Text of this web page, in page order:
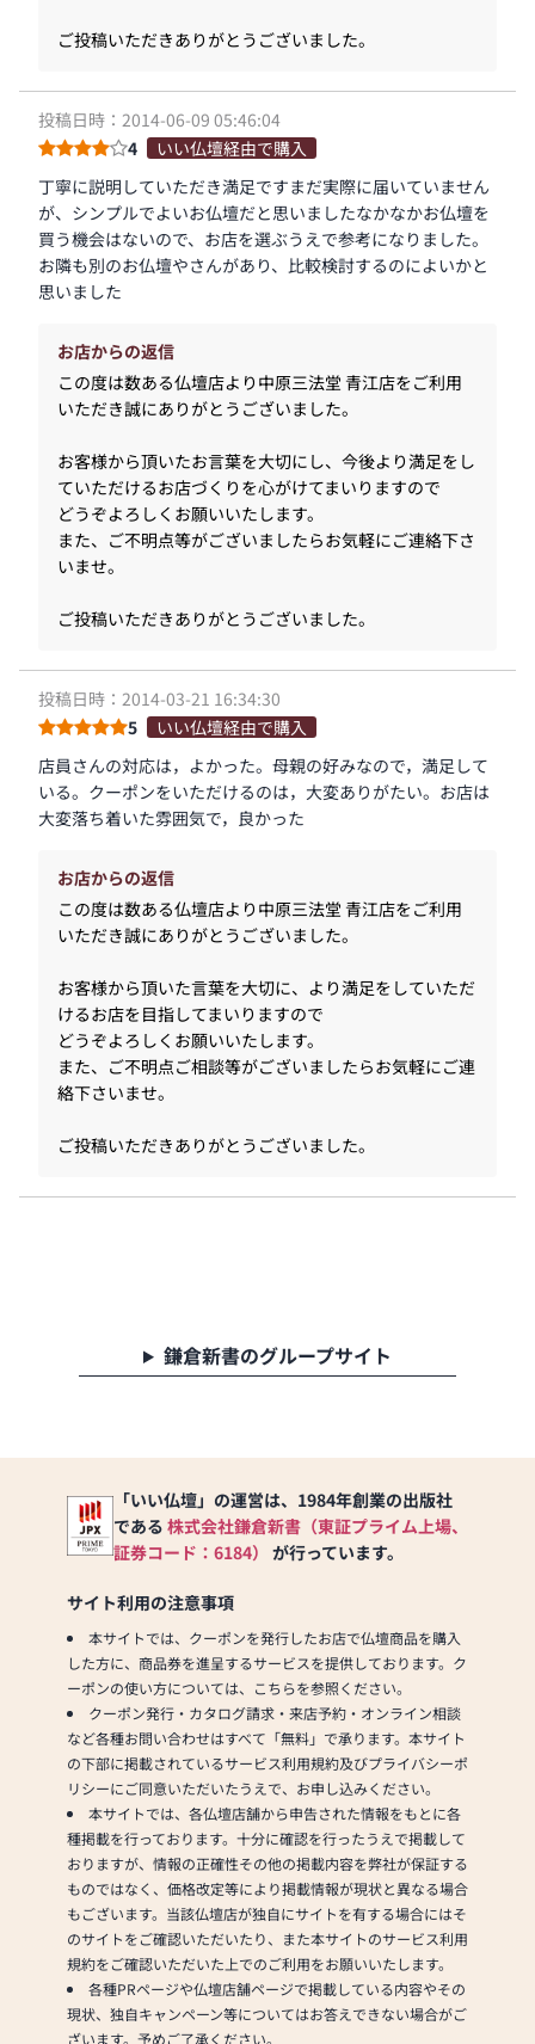
ご投稿いただきありがとうございました。
投稿日時：2014-06-09 05:46:04
4
いい仏壇経由で購入
丁寧に説明していただき満足ですまだ実際に届いていません
が、シンプルでよいお仏壇だと思いましたなかなかお仏壇を
買う機会はないので、お店を選ぶうえで参考になりました。
お隣も別のお仏壇やさんがあり、比較検討するのによいかと
思いました
お店からの返信
この度は数ある仏壇店より中原三法堂 青江店をご利用
いただき誠にありがとうございました。
お客様から頂いたお言葉を大切にし、今後より満足をし
ていただけるお店づくりを心がけてまいりますので
どうぞよろしくお願いいたします。
また、ご不明点等がございましたらお気軽にご連絡下さ
いませ。
ご投稿いただきありがとうございました。
投稿日時：2014-03-21 16:34:30
5
いい仏壇経由で購入
店員さんの対応は，よかった。母親の好みなので，満足して
いる。クーポンをいただけるのは，大変ありがたい。お店は
大変落ち着いた雰囲気で，良かった
お店からの返信
この度は数ある仏壇店より中原三法堂 青江店をご利用
いただき誠にありがとうございました。
お客様から頂いた言葉を大切に、より満足をしていただ
けるお店を目指してまいりますので
どうぞよろしくお願いいたします。
また、ご不明点ご相談等がございましたらお気軽にご連
絡下さいませ。
ご投稿いただきありがとうございました。
鎌倉新書のグループサイト
「いい仏壇」の運営は、1984年創業の出版社
である 株式会社鎌倉新書（東証プライム上場、
証券コード：6184） が行っています。
サイト利用の注意事項
本サイトでは、クーポンを発行したお店で仏壇商品を購入
した方に、商品券を進呈するサービスを提供しております。ク
ーポンの使い方については、こちらを参照ください。
クーポン発行・カタログ請求・来店予約・オンライン相談
など各種お問い合わせはすべて「無料」で承ります。本サイト
の下部に掲載されているサービス利用規約及びプライバシーポ
リシーにご同意いただいたうえで、お申し込みください。
本サイトでは、各仏壇店舗から申告された情報をもとに各
種掲載を行っております。十分に確認を行ったうえで掲載して
おりますが、情報の正確性その他の掲載内容を弊社が保証する
ものではなく、価格改定等により掲載情報が現状と異なる場合
もございます。当該仏壇店が独自にサイトを有する場合にはそ
のサイトをご確認いただいたり、また本サイトのサービス利用
規約をご確認いただいた上でのご利用をお願いいたします。
各種PRページや仏壇店舗ページで掲載している内容やその
現状、独自キャンペーン等についてはお答えできない場合がご
ざいます。予めご了承ください。